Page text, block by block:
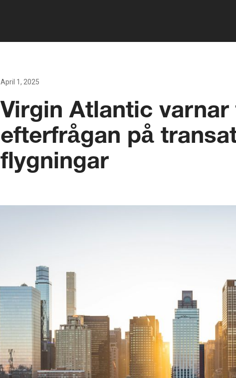
April 1, 2025
Virgin Atlantic varnar
efterfrågan på
flygningar